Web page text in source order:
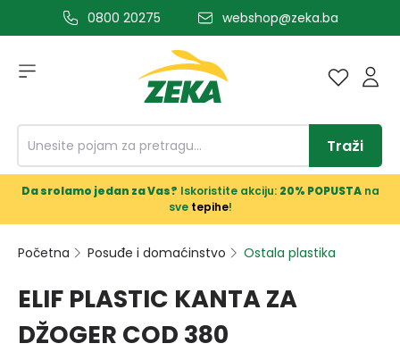
glavni sadržaj0800 20275 webshop@zeka.ba
Traži
Da srolamo jedan za Vas? Iskoristite akciju: 20% POPUSTAna
sve tepihe!
Početna Posuđe i domaćinstvo Ostala plastika
ELIF PLASTIC KANTA ZA
DŽOGER COD 380